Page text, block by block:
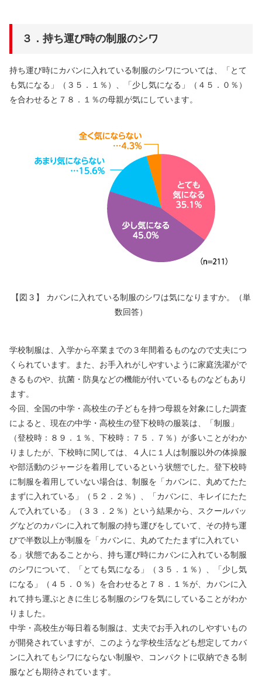
３．持ち運び時の制服のシワ
持ち運び時にカバンに入れている制服のシワについては、「とて
も気になる」（３５．１％）、「少し気になる」（４５．０％）
を合わせると７８．１％の母親が気にしています。
【図３】 カバンに入れている制服のシワは気になりますか。（単
数回答）
学校制服は、入学から卒業までの３年間着るものなので丈夫につ
くられています。また、お手入れがしやすいように家庭洗濯がで
きるものや、抗菌・防臭などの機能が付いているものなどもあり
ます。
今回、全国の中学・高校生の子どもを持つ母親を対象にした調査
によると、現在の中学・高校生の登下校時の服装は、「制服」
（登校時：８９．１％、下校時：７５．７％）が多いことがわか
りましたが、下校時に関しては、４人に１人は制服以外の体操服
や部活動のジャージを着用しているという状態でした。登下校時
に制服を着用していない場合は、制服を「カバンに、丸めてたた
まずに入れている」（５２．２％）、「カバンに、キレイにたた
んで入れている」（３３．２％）という結果から、スクールバッ
グなどのカバンに入れて制服の持ち運びをしていて、その持ち運
びで半数以上が制服を「カバンに、丸めてたたまずに入れてい
る」状態であることから、持ち運び時にカバンに入れている制服
のシワについて、「とても気になる」（３５．１％）、「少し気
になる」（４５．０％）を合わせると７８．１％が、カバンに入
れて持ち運ぶときに生じる制服のシワを気にしていることがわか
りました。
中学・高校生が毎日着る制服は、丈夫でお手入れのしやすいもの
が開発されていますが、このような学校生活なども想定してカバ
ンに入れてもシワにならない制服や、コンパクトに収納できる制
服なども期待されています。